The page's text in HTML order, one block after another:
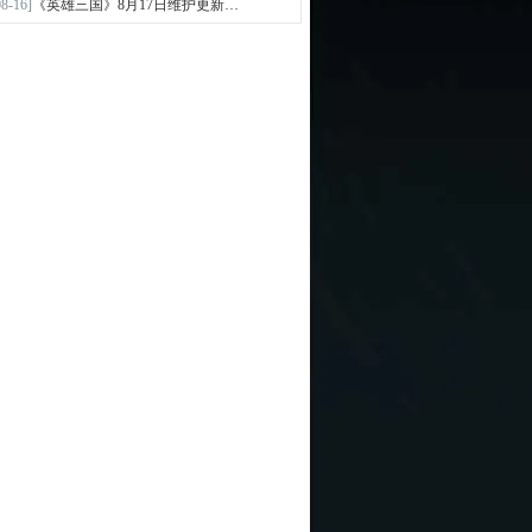
16] 《英雄三国》8月17日维护更新…